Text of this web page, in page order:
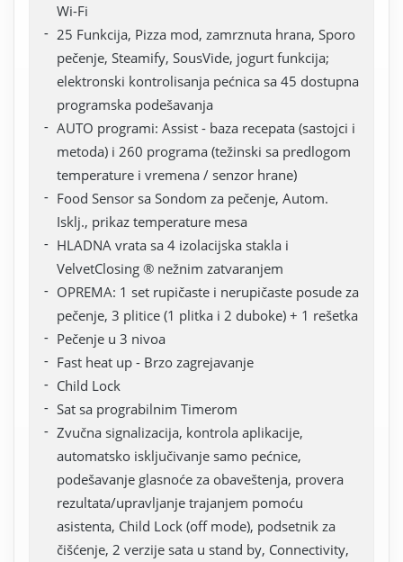
Wi-Fi
25 Funkcija, Pizza mod, zamrznuta hrana, Sporo
pečenje, Steamify, SousVide, jogurt funkcija;
elektronski kontrolisanja pećnica sa 45 dostupna
programska podešavanja
AUTO programi: Assist - baza recepata (sastojci i
metoda) i 260 programa (težinski sa predlogom
temperature i vremena / senzor hrane)
Food Sensor sa Sondom za pečenje, Autom.
Isklj., prikaz temperature mesa
HLADNA vrata sa 4 izolacijska stakla i
VelvetClosing ® nežnim zatvaranjem
OPREMA: 1 set rupičaste i nerupičaste posude za
pečenje, 3 plitice (1 plitka i 2 duboke) + 1 rešetka
Pečenje u 3 nivoa
Fast heat up - Brzo zagrejavanje
Child Lock
Sat sa prograbilnim Timerom
Zvučna signalizacija, kontrola aplikacije,
automatsko isključivanje samo pećnice,
podešavanje glasnoće za obaveštenja, provera
rezultata/upravljanje trajanjem pomoću
asistenta, Child Lock (off mode), podsetnik za
čišćenje, 2 verzije sata u stand by, Connectivity,